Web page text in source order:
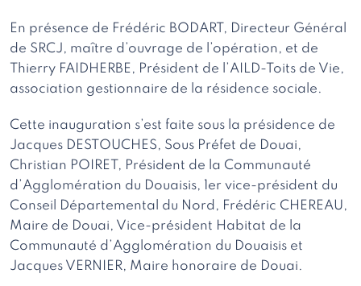
En présence de Frédéric BODART, Directeur Général
de SRCJ, maître d’ouvrage de l’opération, et de
Thierry FAIDHERBE, Président de l’AILD-Toits de Vie,
association gestionnaire de la résidence sociale.
Cette inauguration s’est faite sous la présidence de
Jacques DESTOUCHES, Sous Préfet de Douai,
Christian POIRET, Président de la Communauté
d’Agglomération du Douaisis, 1er vice-président du
Conseil Départemental du Nord, Frédéric CHEREAU,
Maire de Douai, Vice-président Habitat de la
Communauté d’Agglomération du Douaisis et
Jacques VERNIER, Maire honoraire de Douai.